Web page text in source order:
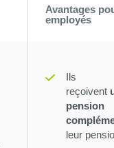
​Avantages
employés
Ils
reçoivent
pension
leur